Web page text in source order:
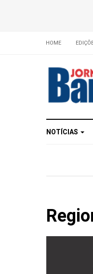
HOME
NOTÍCIAS